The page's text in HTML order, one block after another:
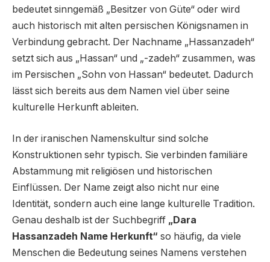
bedeutet sinngemäß „Besitzer von Güte“ oder wird
auch historisch mit alten persischen Königsnamen in
Verbindung gebracht. Der Nachname „Hassanzadeh“
setzt sich aus „Hassan“ und „-zadeh“ zusammen, was
im Persischen „Sohn von Hassan“ bedeutet. Dadurch
lässt sich bereits aus dem Namen viel über seine
kulturelle Herkunft ableiten.
In der iranischen Namenskultur sind solche
Konstruktionen sehr typisch. Sie verbinden familiäre
Abstammung mit religiösen und historischen
Einflüssen. Der Name zeigt also nicht nur eine
Identität, sondern auch eine lange kulturelle Tradition.
Genau deshalb ist der Suchbegriff „Dara
Hassanzadeh Name Herkunft“ so häufig, da viele
Menschen die Bedeutung seines Namens verstehen